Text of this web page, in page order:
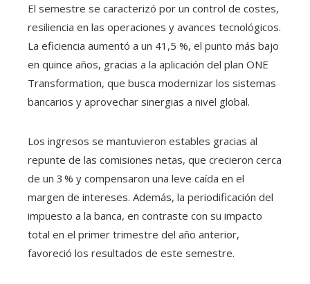
El semestre se caracterizó por un control de costes,
resiliencia en las operaciones y avances tecnológicos.
La eficiencia aumentó a un 41,5 %, el punto más bajo
en quince años, gracias a la aplicación del plan ONE
Transformation, que busca modernizar los sistemas
bancarios y aprovechar sinergias a nivel global.
Los ingresos se mantuvieron estables gracias al
repunte de las comisiones netas, que crecieron cerca
de un 3 % y compensaron una leve caída en el
margen de intereses. Además, la periodificación del
impuesto a la banca, en contraste con su impacto
total en el primer trimestre del año anterior,
favoreció los resultados de este semestre.